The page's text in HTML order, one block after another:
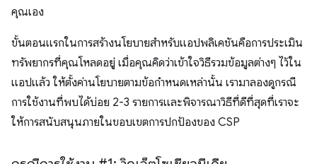
คุณเอง
ขั้นตอนแรกในการสร้างนโยบายสําหรับแอปพลิเคชันคือการประเมิน
ทรัพยากรที่คุณโหลดอยู่ เมื่อคุณคิดว่าเข้าใจวิธีรวมข้อมูลต่างๆ ไว้ใน
แอปแล้ว ให้ตั้งค่านโยบายตามข้อกำหนดเหล่านั้น เรามาลองดูกรณี
การใช้งานที่พบได้บ่อย 2-3 รายการและพิจารณาวิธีที่ดีที่สุดที่เราจะ
ให้การสนับสนุนภายในขอบเขตการปกป้องของ CSP